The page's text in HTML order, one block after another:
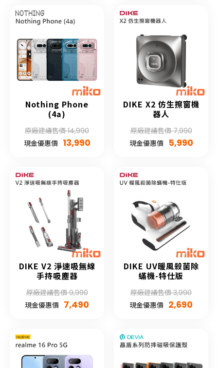
Nothing Phone
(4a)
原廠建議售價 14,990
現金優惠價 13,990
DIKE X2 仿生擦窗機
器人
原廠建議售價 7,990
現金優惠價
5,990
DIKE V2 淨速吸無線
手持吸塵器
原廠建議售價 9,990
現金優惠價 7,490
DIKE UV暖風殺菌除
蟎機-特仕版
原廠建議售價 3,990
現金優惠價 2,690